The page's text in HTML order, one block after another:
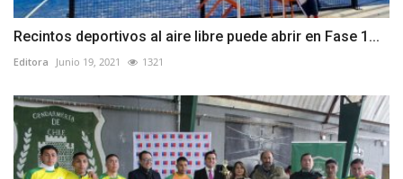
Recintos deportivos al aire libre puede abrir en Fase 1...
Editora Junio 19, 2021 1321